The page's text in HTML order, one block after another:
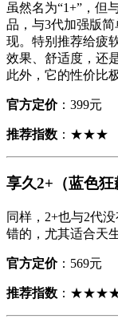
虽然名为“1+”，但
品，与3代加强版
现。特别推荐给疲
效果、舒适度，还
此外，它的性价比
官方定价：399元
推荐指数 ：★★★
享久2+（蓝色狂
同样，2+也与2代
错的，尤其适合天
官方定价：569元
推荐指数 ：